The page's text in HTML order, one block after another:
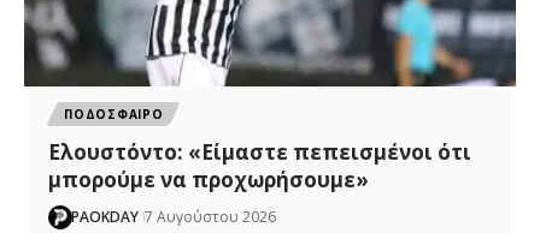
ΠΟΔΟΣΦΑΙΡΟ
Ελουστόντο: «Είμαστε πεπεισμένοι ότι
μπορούμε να προχωρήσουμε»
PAOKDAY 7 Αυγούστου 2026